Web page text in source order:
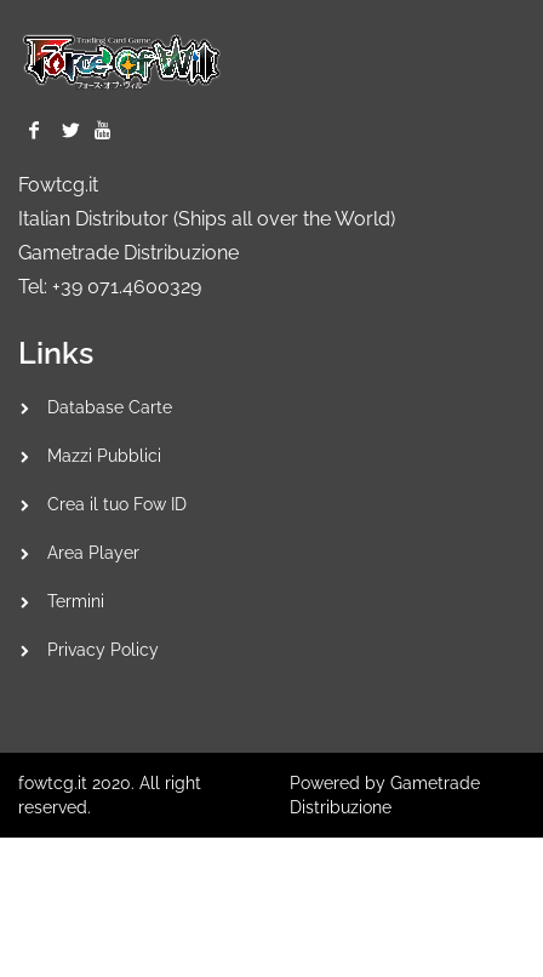
Fowtcg.it
Italian Distributor (Ships all over the World)
Gametrade Distribuzione
Tel: +39 071.4600329
Links
Database Carte
Mazzi Pubblici
Crea il tuo Fow ID
Area Player
Termini
Privacy Policy
fowtcg.it 2020. All right
reserved.
Powered by Gametrade
Distribuzione